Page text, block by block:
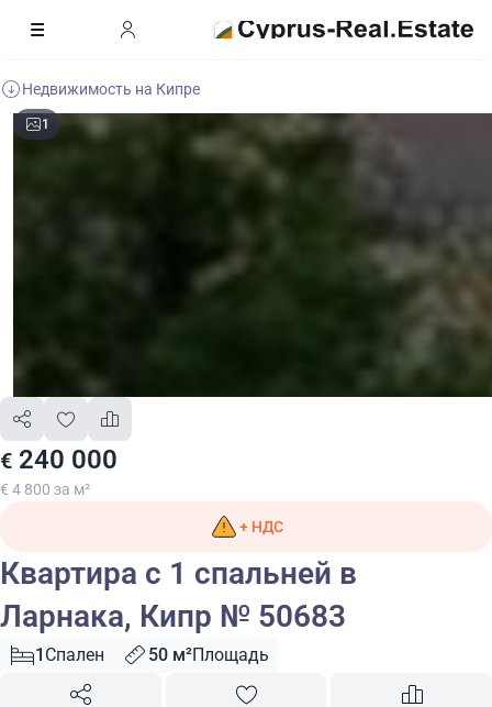
Недвижимость на Кипре
1
€ 240 000
€ 4 800 за м²
+ НДС
Квартира с 1 спальней в
Ларнака, Кипр № 50683
1 Спален 50 м²Площадь